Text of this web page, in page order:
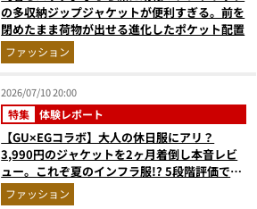
の多収納ジップジャケットが便利すぎる。前を
閉めたまま荷物が出せる進化したポケット配置
ファッション
2026/07/10 20:00
特集 体験レポート
【GU×EGコラボ】大人の休日服にアリ？
3,990円のジャケットを2ヶ月着倒し本音レビ
ュー。これぞ夏のインフラ服!? 5段階評価で採
点ファッション